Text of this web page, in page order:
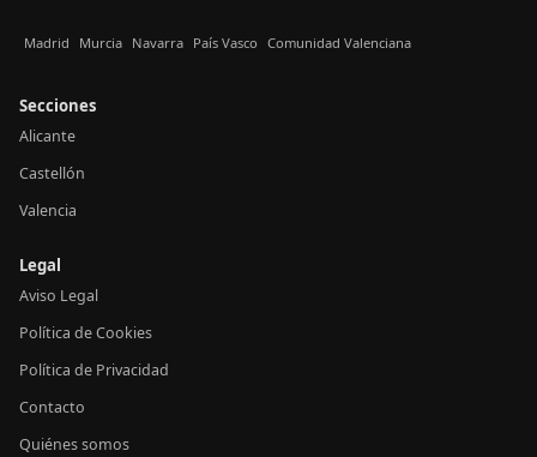
Madrid Murcia Navarra País Vasco Comunidad Valenciana
Secciones
Alicante
Castellón
Valencia
Legal
Aviso Legal
Política de Cookies
Política de Privacidad
Contacto
Quiénes somos